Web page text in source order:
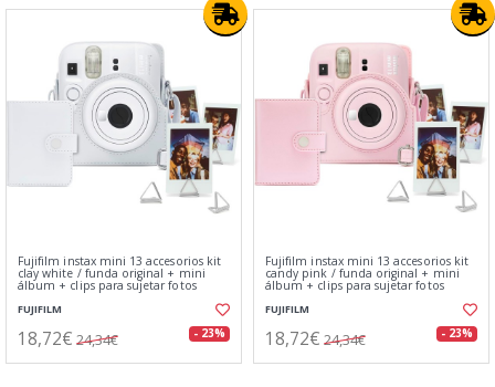
Fujifilm instax mini 13 accesorios kit
clay white / funda original + mini
álbum + clips para sujetar fotos
FUJIFILM
18,72€ 24,34€ - 23%
Fujifilm instax mini 13 accesorios kit
candy pink / funda original + mini
álbum + clips para sujetar fotos
FUJIFILM
18,72€ 24,34€ - 23%